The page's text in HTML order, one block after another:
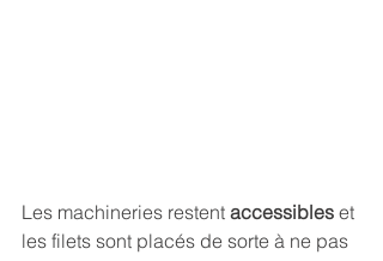
Les machineries restent accessibles et
les filets sont placés de sorte à ne pas